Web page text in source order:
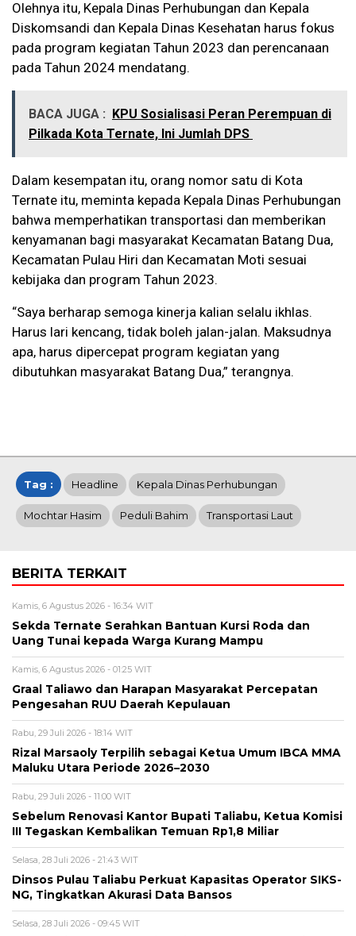
Olehnya itu, Kepala Dinas Perhubungan dan Kepala
Diskomsandi dan Kepala Dinas Kesehatan harus fokus
pada program kegiatan Tahun 2023 dan perencanaan
pada Tahun 2024 mendatang.
BACA JUGA :
KPU Sosialisasi Peran Perempuan di
Pilkada Kota Ternate, Ini Jumlah DPS
Dalam kesempatan itu, orang nomor satu di Kota
Ternate itu, meminta kepada Kepala Dinas Perhubungan
bahwa memperhatikan transportasi dan memberikan
kenyamanan bagi masyarakat Kecamatan Batang Dua,
Kecamatan Pulau Hiri dan Kecamatan Moti sesuai
kebijaka dan program Tahun 2023.
“Saya berharap semoga kinerja kalian selalu ikhlas.
Harus lari kencang, tidak boleh jalan-jalan. Maksudnya
apa, harus dipercepat program kegiatan yang
dibutuhkan masyarakat Batang Dua,” terangnya.
Tag : Headline Kepala Dinas Perhubungan
Mochtar Hasim Peduli Bahim Transportasi Laut
BERITA TERKAIT
Kamis, 6 Agustus 2026 - 16:34 WIT
Sekda Ternate Serahkan Bantuan Kursi Roda dan
Uang Tunai kepada Warga Kurang Mampu
Kamis, 6 Agustus 2026 - 01:25 WIT
Graal Taliawo dan Harapan Masyarakat Percepatan
Pengesahan RUU Daerah Kepulauan
Rabu, 29 Juli 2026 - 18:14 WIT
Rizal Marsaoly Terpilih sebagai Ketua Umum IBCA MMA
Maluku Utara Periode 2026–2030
Rabu, 29 Juli 2026 - 11:00 WIT
Sebelum Renovasi Kantor Bupati Taliabu, Ketua Komisi
III Tegaskan Kembalikan Temuan Rp1,8 Miliar
Selasa, 28 Juli 2026 - 21:43 WIT
Dinsos Pulau Taliabu Perkuat Kapasitas Operator SIKS-
NG, Tingkatkan Akurasi Data Bansos
Selasa, 28 Juli 2026 - 09:45 WIT